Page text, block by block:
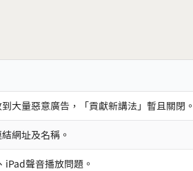
大量惡意廣告，「貢獻新講法」暫且關閉。
網址及名稱。
聲音播放問題。